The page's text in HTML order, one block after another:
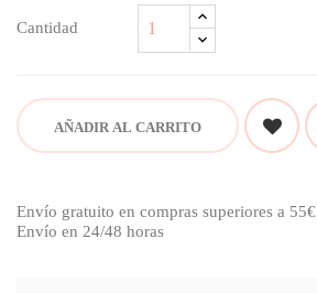
Cantidad
AÑADIR AL CARRITO
Envío gratuito en compras superiores a 55€
Envío en 24/48 horas